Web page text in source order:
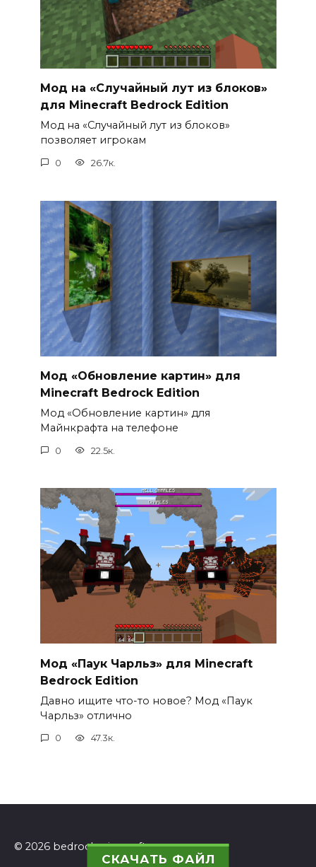
СКАЧАТЬ ФАЙЛ
Мод на «Случайный лут из блоков»
для Minecraft Bedrock Edition
Мод на «Случайный лут из блоков»
позволяет игрокам
0 26.7к.
Мод «Обновление картин» для
Minecraft Bedrock Edition
Мод «Обновление картин» для
Майнкрафта на телефоне
0 22.5к.
Мод «Паук Чарльз» для Minecraft
Bedrock Edition
Давно ищите что-то новое? Мод «Паук
Чарльз» отлично
0 47.3к.
© 2026 bedrockminecraft.ru